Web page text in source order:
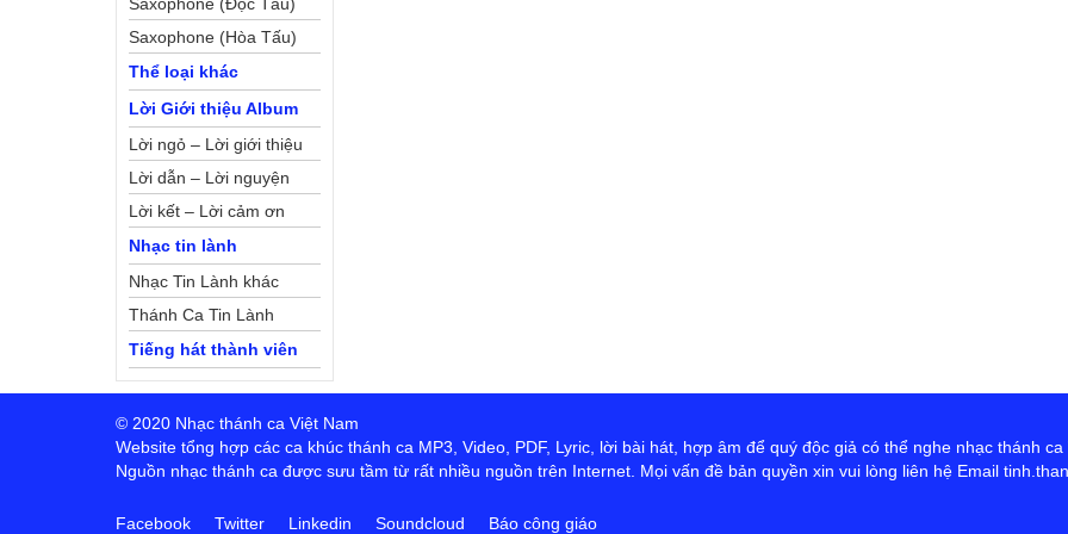
Saxophone (Hòa Tấu)
Thể loại khác
Lời Giới thiệu Album
Lời ngỏ – Lời giới thiệu
Lời dẫn – Lời nguyện
Lời kết – Lời cảm ơn
Nhạc tin lành
Nhạc Tin Lành khác
Thánh Ca Tin Lành
Tiếng hát thành viên
© 2020 Nhạc thánh ca Việt Nam
Website tổng hợp các ca khúc thánh ca MP3, Video, PDF, Lyric, lời bài hát, hợp âm để quý độc giả có thể nghe nhạc thánh ca
Nguồn nhạc thánh ca được sưu tầm từ rất nhiều nguồn trên Internet. Mọi vấn đề bản quyền xin vui lòng liên hệ Email
Facebook Twitter Linkedin Soundcloud Báo công giáo